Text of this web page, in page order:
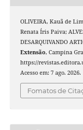
OLIVEIRA, Kauã de
Renata Íris Paiva;
DESARQUIVANDO
Extensão, Campina
https://
Acesso em: 7 ago. 2026.
Fomatos de